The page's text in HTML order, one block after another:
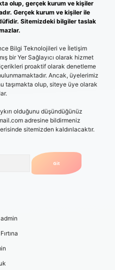
olup, gerçek kurum ve kişiler
Gerçek kurum ve kişiler ile
Sitemizdeki bilgiler taslak
Bilgi Teknolojileri ve İletişim
bir Yer Sağlayıcı olarak hizmet
proaktif olarak denetleme
Ancak, üyelerimiz
taşımakta olup, siteye üye olarak
olduğunu düşündüğünüz
adresine bildirmeniz
sitemizden kaldırılacaktır.
admin
Fırtına